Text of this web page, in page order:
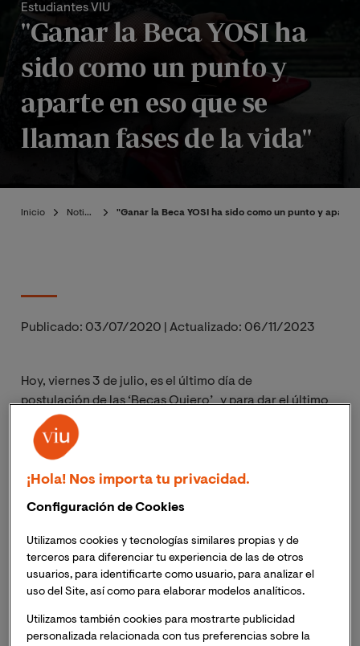
Estudiantes VIU
"Ganar la Beca YOSI ha
sido como un punto y
aparte en eso que se
llaman fases de la vida"
Inicio Noticias "Ganar la Beca YOSI ha sido como un punto y
Publicado: 03/07/2020 Actualizado: 06/11/2023
Hoy, viernes 3 de julio, es el último día de
postulación de las ‘Becas Quiero’ y para dar el último
empujón a quienes han dejado su postulación para el
final, seguimos con los testimonios de los ganadores de
los programas de becas que la Universidad
Internacional de Valencia llevó a cabo el año pasado:
El séptimo testimonio de la serie corresponde a Nina
Prodanova, Fotógrafa Freelance, estudiante de la
Carrera en Marketingy ganadora de una beca YOSI.
¿Cómo está siendo tu experiencia de estudio en la
Universidad Internacional deValencia?
¡Hola! Nos importa tu privacidad.
Configuración de Cookies
Utilizamos cookies y tecnologías similares propias y de
terceros para diferenciar tu experiencia de las de otros
usuarios, para identificarte como usuario, para analizar el
uso del Site, así como para elaborar modelos analíticos.
Utilizamos también cookies para mostrarte publicidad
personalizada relacionada con tus preferencias sobre la